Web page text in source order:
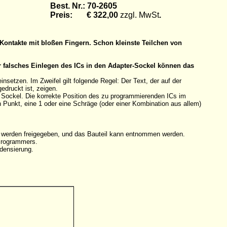
Best. Nr.: 70-2605
Preis: € 322,00 zzgl. MwSt.
mit bloßen Fingern. Schon kleinste Teilchen von
Einlegen des ICs in den Adapter-Sockel können das
Im Zweifel gilt folgende Regel: Der Text, der auf der
ist, zeigen.
Die korrekte Position des zu programmierenden ICs im
eine 1 oder eine Schräge (oder einer Kombination aus allem)
freigegeben, und das Bauteil kann entnommen werden.